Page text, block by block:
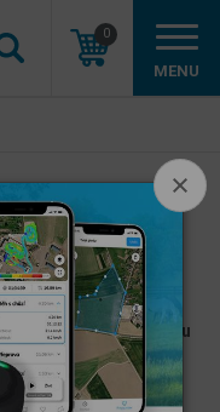
0
MENU
500 Ω
fencee pro bezpečnou
kterou se dá